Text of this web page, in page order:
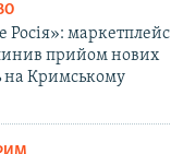
Росія»: маркетплейс
прийом нових
на Кримському